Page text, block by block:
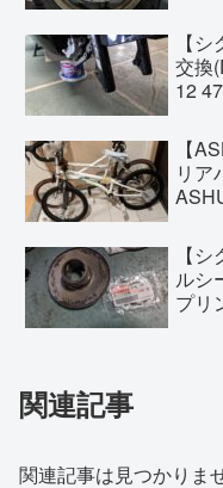
【
交換
12
【
リア
【
ルシ
プリ
関連記事
関連記事は見つかりま